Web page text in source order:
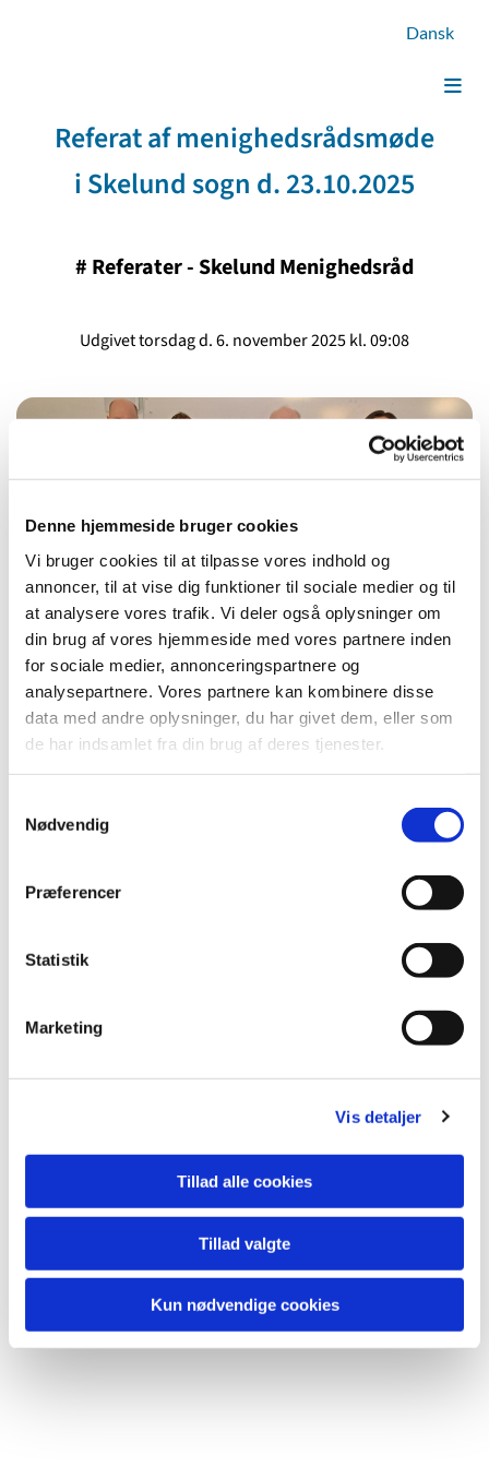
Denne hjemmeside bruger cookies
Vi bruger cookies til at tilpasse vores indhold og
annoncer, til at vise dig funktioner til sociale medier og til
at analysere vores trafik. Vi deler også oplysninger om
din brug af vores hjemmeside med vores partnere inden
for sociale medier, annonceringspartnere og
analysepartnere. Vores partnere kan kombinere disse
data med andre oplysninger, du har givet dem, eller som
de har indsamlet fra din brug af deres tjenester.
Nødvendig
Præferencer
Statistik
Marketing
Vis detaljer
Tillad alle cookies
Tillad valgte
Kun nødvendige cookies
Dansk
Referat af menighedsrådsmøde
i Skelund sogn d. 23.10.2025
# Referater - Skelund Menighedsråd
Udgivet torsdag d. 6. november 2025 kl. 09:08
Referat af menighedsrådsmøde i Skelund sogn d.
23.10.2025
Her kan du læse referat fra menighedsrådsmøde i
Skelund sogn d. 23.10.2025. Åbn referatet ved at klikke
pålinket.
Du vil måske også kunne lide...